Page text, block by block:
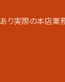
実際の本店業務